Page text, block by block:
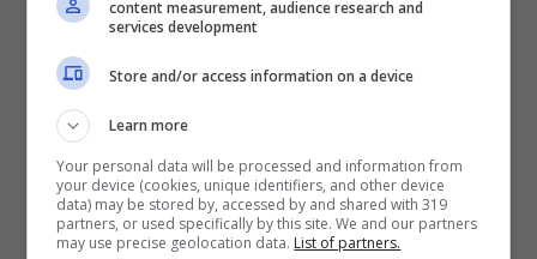
Ambulatorio (Ansa Foto)
content measurement, audience research and
services development
Store and/or access information on a device
Learn more
Your personal data will be processed and information from
your device (cookies, unique identifiers, and other device
data) may be stored by, accessed by and shared with 319
partners, or used specifically by this site. We and our partners
may use precise geolocation data. List of partners.